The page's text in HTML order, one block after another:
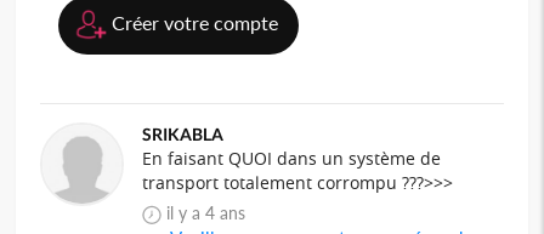
Créer votre compte
SRIKABLA
En faisant QUOI dans un système de
transport totalement corrompu ???>>>
il y a 4 ans